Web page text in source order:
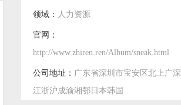
领域： 人力资源
官网：
http://www.zhiren.ren/Album/sneak.html
公司地址： 广东省深圳市宝安区北上广深
江浙沪成渝湘鄂日本韩国